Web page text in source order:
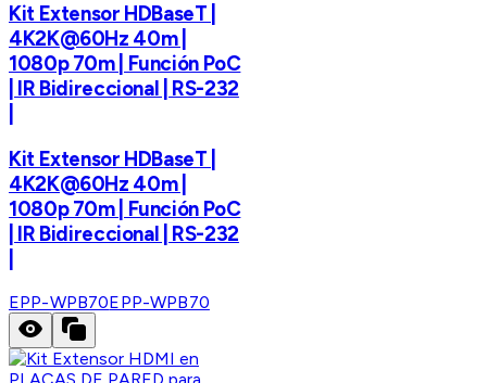
Kit Extensor HDBaseT |
4K2K@60Hz 40m |
1080p 70m | Función PoC
| IR Bidireccional | RS-232
Kit Extensor HDBaseT |
4K2K@60Hz 40m |
1080p 70m | Función PoC
| IR Bidireccional | RS-232
EPP-WPB70EPP-WPB70